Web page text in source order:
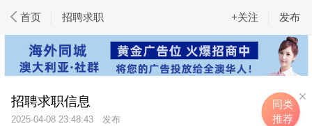
首页 招聘求职 发布
+关注
招聘求职信息
2025-04-08 23:48:43
同类
推荐